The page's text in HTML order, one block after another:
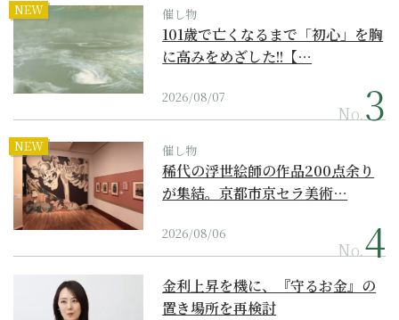
NEW 催し物
101歳で亡くなるまで「初心」を胸
に高みをめざした!!【…
2026/08/07
No.
NEW 催し物
稀代の浮世絵師の作品200点余り
が集結。京都市京セラ美術…
2026/08/06
No.
金利上昇を機に、『守るお金』の
置き場所を再検討